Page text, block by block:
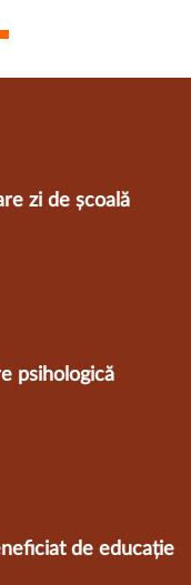
zi de școală
psihologică
de educație